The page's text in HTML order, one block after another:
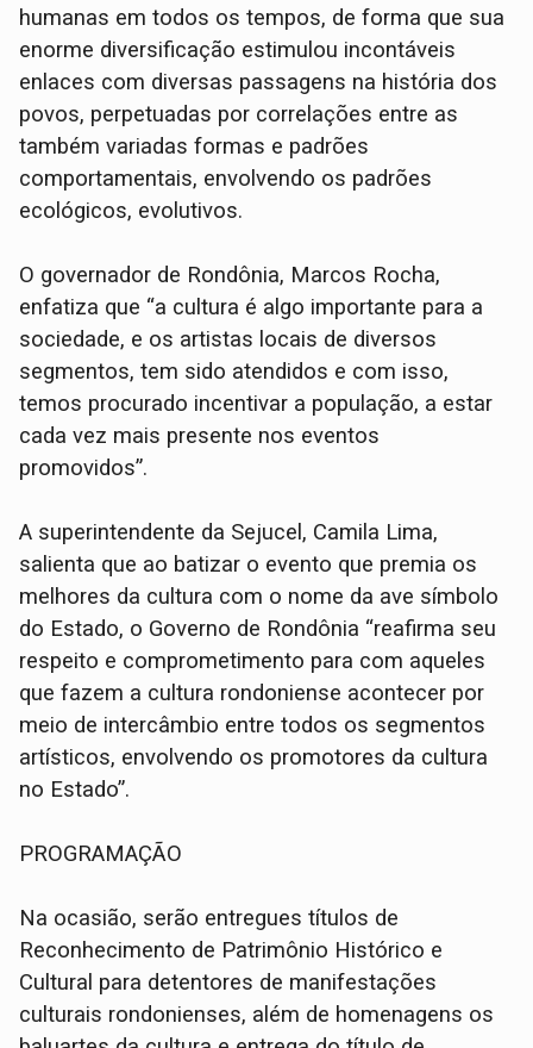
humanas em todos os tempos, de forma que sua
enorme diversificação estimulou incontáveis
enlaces com diversas passagens na história dos
povos, perpetuadas por correlações entre as
também variadas formas e padrões
comportamentais, envolvendo os padrões
ecológicos, evolutivos.
O governador de Rondônia, Marcos Rocha,
enfatiza que “a cultura é algo importante para a
sociedade, e os artistas locais de diversos
segmentos, tem sido atendidos e com isso,
temos procurado incentivar a população, a estar
cada vez mais presente nos eventos
promovidos”.
A superintendente da Sejucel, Camila Lima,
salienta que ao batizar o evento que premia os
melhores da cultura com o nome da ave símbolo
do Estado, o Governo de Rondônia “reafirma seu
respeito e comprometimento para com aqueles
que fazem a cultura rondoniense acontecer por
meio de intercâmbio entre todos os segmentos
artísticos, envolvendo os promotores da cultura
no Estado”.
PROGRAMAÇÃO
Na ocasião, serão entregues títulos de
Reconhecimento de Patrimônio Histórico e
Cultural para detentores de manifestações
culturais rondonienses, além de homenagens os